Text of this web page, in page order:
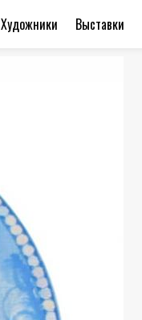
Выставки
Художники